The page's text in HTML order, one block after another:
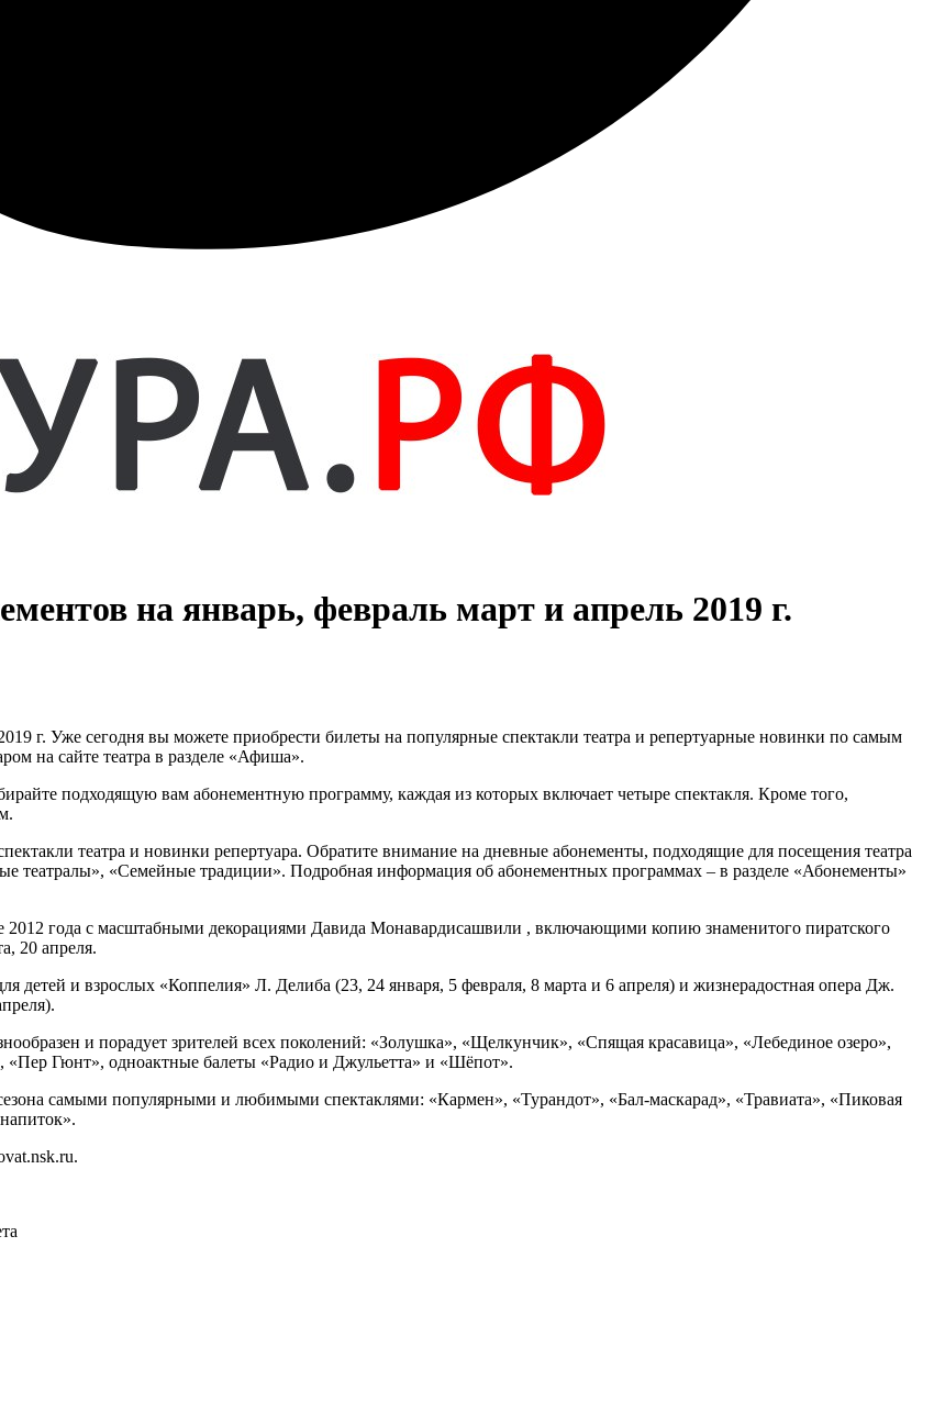
на январь, февраль март и апрель 2019 г.
г. Уже сегодня вы можете приобрести билеты на популярные спектакли театра и репертуарные новинки по самым
на сайте театра в разделе «Афиша».
подходящую вам абонементную программу, каждая из которых включает четыре спектакля. Кроме того,
театра и новинки репертуара. Обратите внимание на дневные абонементы, подходящие для посещения театра
театралы», «Семейные традиции». Подробная информация об абонементных программах – в разделе «Абонементы»
2012 года с масштабными декорациями Давида Монавардисашвили , включающими копию знаменитого пиратского
20 апреля.
и взрослых «Коппелия» Л. Делиба (23, 24 января, 5 февраля, 8 марта и 6 апреля) и жизнерадостная опера Дж.
и порадует зрителей всех поколений: «Золушка», «Щелкунчик», «Спящая красавица», «Лебединое озеро»,
Гюнт», одноактные балеты «Радио и Джульетта» и «Шёпот».
самыми популярными и любимыми спектаклями: «Кармен», «Турандот», «Бал-маскарад», «Травиата», «Пиковая